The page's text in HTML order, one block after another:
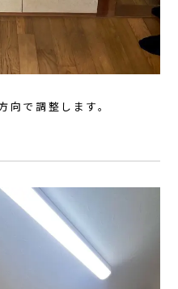
向で調整します。